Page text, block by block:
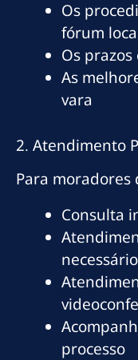
Os
fórum
Os
As
vara
2. Atendimento
Para moradores
Consulta
necessário
processo